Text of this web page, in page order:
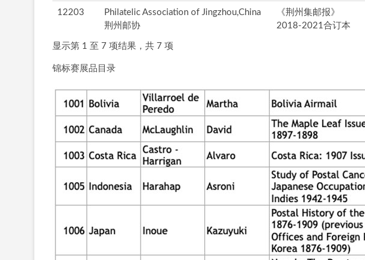
12203
Philatelic Association of Jingzhou,China
荆州邮协
《荆州集邮报》
2018-2021合订本
显示第 1 至 7 项结果，共 7 项
锦标赛展品目录